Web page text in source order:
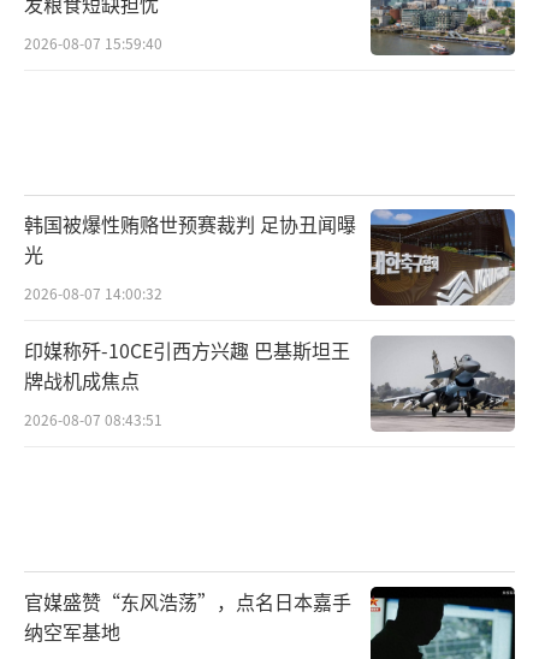
2026-08-07 15:59:40
韩国被爆性贿赂世预赛裁判 足协丑闻曝
光
2026-08-07 14:00:32
印媒称歼-10CE引西方兴趣 巴基斯坦王
牌战机成焦点
2026-08-07 08:43:51
官媒盛赞“东风浩荡”，点名日本嘉手
纳空军基地